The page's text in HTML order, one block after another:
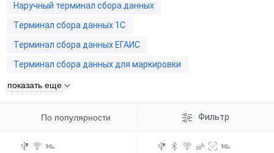
Наручный терминал сбора данных
Терминал сбора данных 1С
Терминал сбора данных ЕГАИС
Терминал сбора данных для маркировки
показать еще
По популярности Фильтр